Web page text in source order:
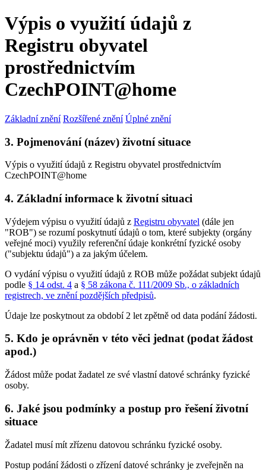
Výpis o využití údajů z
Registru obyvatel
prostřednictvím
CzechPOINT@home
Základní znění Rozšířené znění Úplné znění
3. Pojmenování (název) životní situace
Výpis o využití údajů z Registru obyvatel prostřednictvím
CzechPOINT@home
4. Základní informace k životní situaci
Výdejem výpisu o využití údajů z Registru obyvatel (dále jen
"ROB") se rozumí poskytnutí údajů o tom, které subjekty (orgány
veřejné moci) využily referenční údaje konkrétní fyzické osoby
("subjektu údajů") a za jakým účelem.
O vydání výpisu o využití údajů z ROB může požádat subjekt údajů
podle § 14 odst. 4 a § 58 zákona č. 111/2009 Sb., o základních
registrech, ve znění pozdějších předpisů.
Údaje lze poskytnout za období 2 let zpětně od data podání žádosti.
5. Kdo je oprávněn v této věci jednat (podat žádost
apod.)
Žádost může podat žadatel ze své vlastní datové schránky fyzické
osoby.
6. Jaké jsou podmínky a postup pro řešení životní
situace
Žadatel musí mít zřízenu datovou schránku fyzické osoby.
Postup podání žádosti o zřízení datové schránky je zveřejněn na